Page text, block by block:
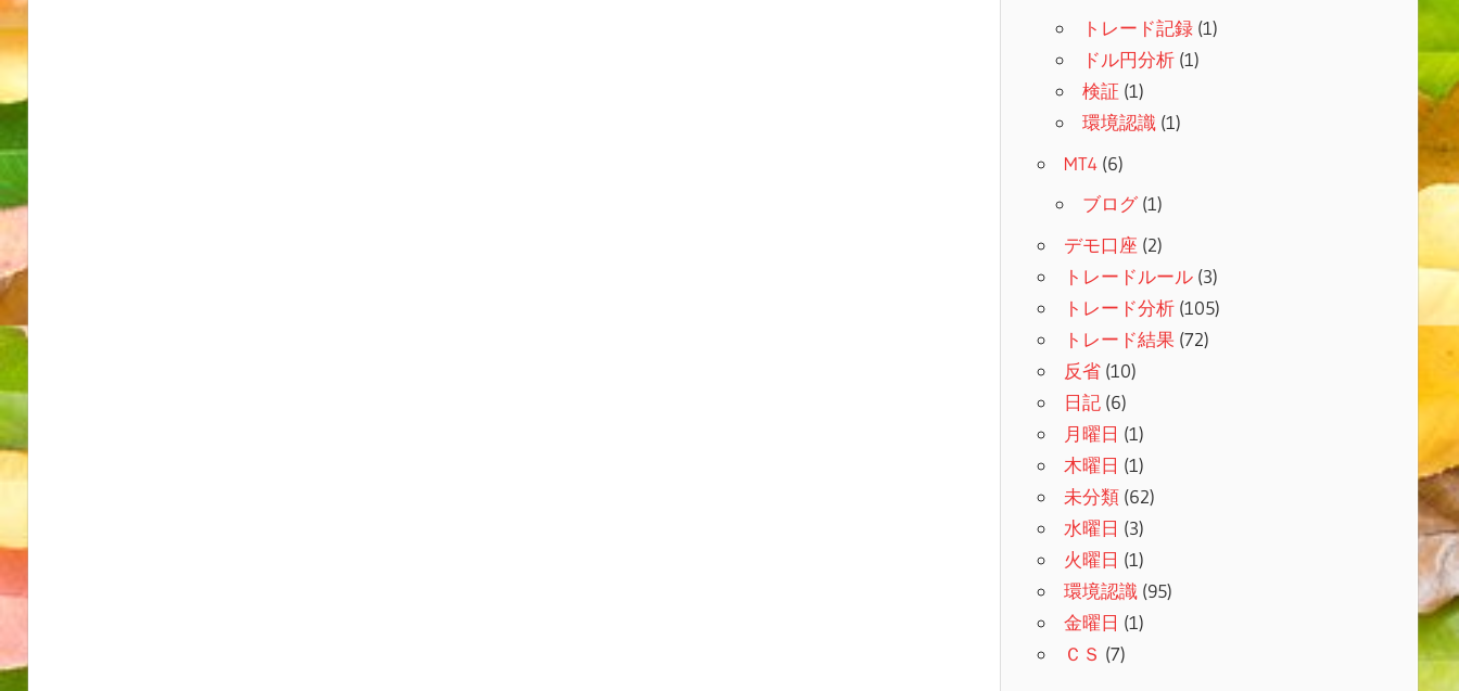
トレード記録(1)
ドル円分析(1)
検証 (1)
環境認識(1)
MT4(6)
ブログ(1)
デモ口座 (2)
トレードルール(3)
トレード分析(105)
トレード結果 (72)
反省(10)
日記(6)
月曜日 (1)
木曜日 (1)
未分類(62)
水曜日 (3)
火曜日 (1)
環境認識(95)
金曜日 (1)
ＣＳ (7)